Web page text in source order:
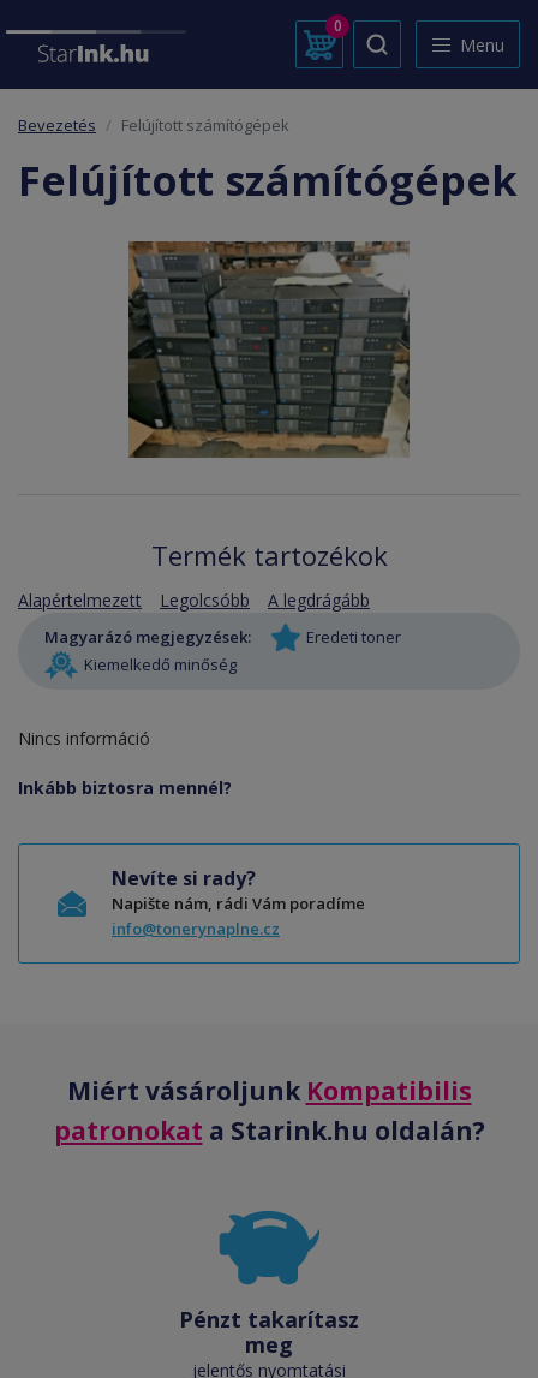
0
Menu
Bevezetés Felújított számítógépek
Felújított számítógépek
Termék tartozékok
Alapértelmezett Legolcsóbb A legdrágább
Magyarázó megjegyzések:
Eredeti toner
Kiemelkedő minőség
Nincs információ
Inkább biztosra mennél?
Nevíte si rady?
Napište nám, rádi Vám poradíme
info@tonerynaplne.cz
Miért vásároljunk Kompatibilis
patronokat a Starink.hu oldalán?
Pénzt takarítasz
meg
jelentős nyomtatási